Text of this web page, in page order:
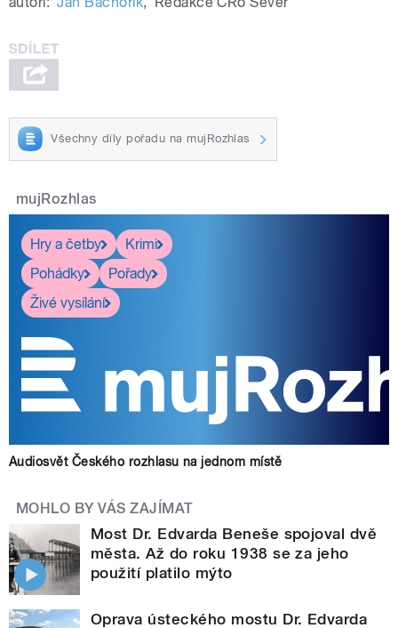
Všechny díly pořadu na mujRozhlas
mujRozhlas
Hry a četby
Krimi
Pohádky
Pořady
Živé vysílání
Audiosvět Českého rozhlasu na jednom místě
MOHLO BY VÁS ZAJÍMAT
Most Dr. Edvarda Beneše spojoval dvě
města. Až do roku 1938 se za jeho
použití platilo mýto
Oprava ústeckého mostu Dr. Edvarda